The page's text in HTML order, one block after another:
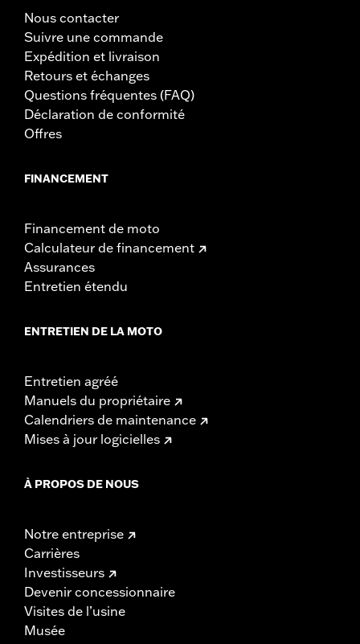
Nous contacter
Suivre une commande
Expédition et livraison
Retours et échanges
Questions fréquentes (FAQ)
Déclaration de conformité
Offres
FINANCEMENT
Financement de moto
Calculateur de financement
Assurances
Entretien étendu
ENTRETIEN DE LA MOTO
Entretien agréé
Manuels du propriétaire
Calendriers de maintenance
Mises à jour logicielles
À PROPOS DE NOUS
Notre entreprise
Carrières
Investisseurs
Devenir concessionnaire
Visites de l’usine
Musée